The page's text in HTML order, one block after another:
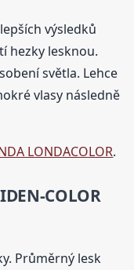
výsledků
hezky lesknou.
světla. Lehce
vlasy následně
LONDACOLOR.
COLOR
Průměrný lesk